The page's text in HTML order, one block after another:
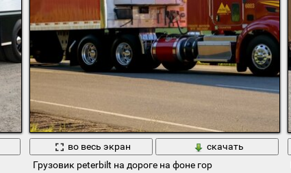
во весь экран
скачать
Грузовик peterbilt на дороге на фоне гор